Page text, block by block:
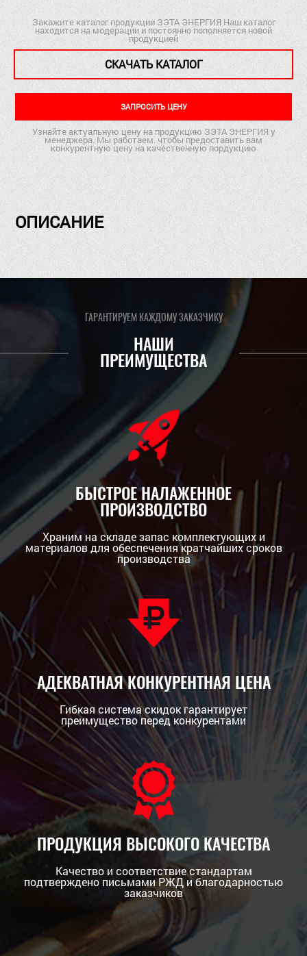
Закажите каталог продукции ЗЭТА ЭНЕРГИЯ Наш каталог
находится на модерации и постоянно пополняется новой
продукцией
СКАЧАТЬ КАТАЛОГ
ЗАПРОСИТЬ ЦЕНУ
Узнайте актуальную цену на продукцию ЗЭТА ЭНЕРГИЯ у
менеджера. Мы работаем. чтобы предоставить вам
конкурентную цену на качественную пордукцию
ОПИСАНИЕ
ГАРАНТИРУЕМ КАЖДОМУ ЗАКАЗЧИКУ
НАШИ
ПРЕИМУЩЕСТВА
БЫСТРОЕ НАЛАЖЕННОЕ
ПРОИЗВОДСТВО
Храним на складе запас комплектующих и
материалов для обеспечения кратчайших сроков
производства
АДЕКВАТНАЯ КОНКУРЕНТНАЯ ЦЕНА
Гибкая система скидок гарантирует
преимущество перед конкурентами
ПРОДУКЦИЯ ВЫСОКОГО КАЧЕСТВА
Качество и соответствие стандартам
подтверждено письмами РЖД и благодарностью
заказчиков